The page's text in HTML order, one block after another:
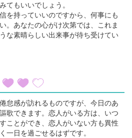
てもいいでしょう。
を持っていいのですから、何事にも
。あなたの心がけ次第では、これま
な素晴らしい出来事が待ち受けてい
怠感が訪れるものですが、今日のあ
歌できます。恋人がいる方は、いつ
ことができ、恋人がいない方も異性
一日を過ごせるはずです。